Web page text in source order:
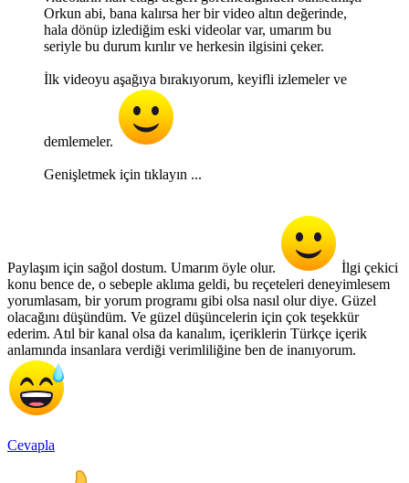
Orkun abi, bana kalırsa her bir video altın değerinde,
hala dönüp izlediğim eski videolar var, umarım bu
seriyle bu durum kırılır ve herkesin ilgisini çeker.
İlk videoyu aşağıya bırakıyorum, keyifli izlemeler ve
demlemeler.
Genişletmek için tıklayın ...
Paylaşım için sağol dostum. Umarım öyle olur.
İlgi çekici
konu bence de, o sebeple aklıma geldi, bu reçeteleri deneyimlesem
yorumlasam, bir yorum programı gibi olsa nasıl olur diye. Güzel
olacağını düşündüm. Ve güzel düşüncelerin için çok teşekkür
ederim. Atıl bir kanal olsa da kanalım, içeriklerin Türkçe içerik
anlamında insanlara verdiği verimliliğine ben de inanıyorum.
Cevapla